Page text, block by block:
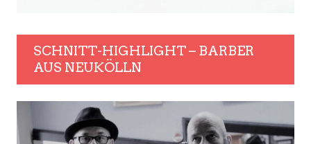
SCHNITT-HIGHLIGHT – BARBER
AUS NEUKÖLLN